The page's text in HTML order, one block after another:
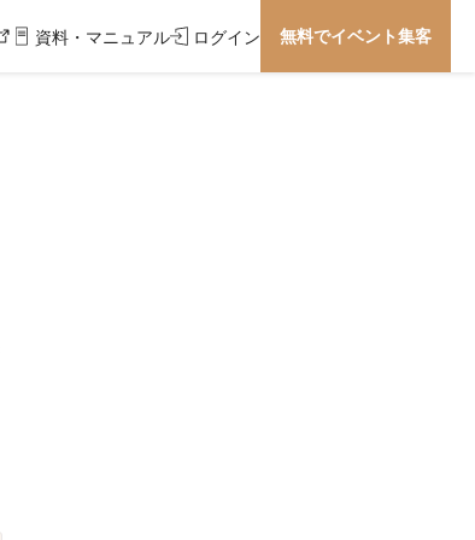
資料・マニュアル ログイン 無料でイベント集客